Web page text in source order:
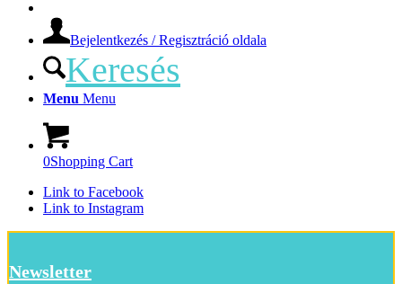
Bejelentkezés / Regisztráció oldala
Keresés
Menu Menu
0Shopping Cart
Link to Facebook
Link to Instagram
Newsletter